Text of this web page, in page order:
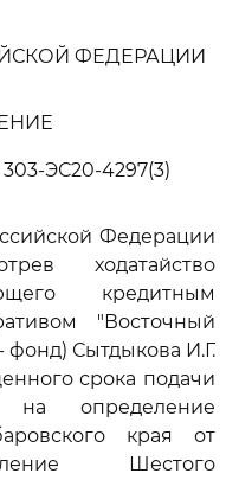
ФЕДЕРАЦИИ
303-ЭС20-4297(3)
Федерации
ходатайство
кредитным
"Восточный
Сытдыкова И.Г.
срока подачи
на определение
края от
Шестого